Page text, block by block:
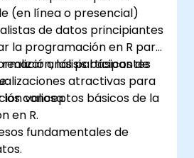
(en línea o presencial)
de datos principiantes
la programación en R para
análisis básicos de
atractivas para
valiosa.
los participantes
conceptos básicos de la
en R.
fundamentales de